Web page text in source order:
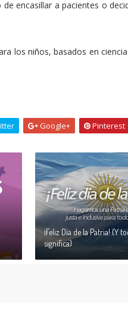
encasillar a pacientes o
los niños, basados en
Google+ Pinterest
¡Feliz Día de la Patria! (Y
significa)